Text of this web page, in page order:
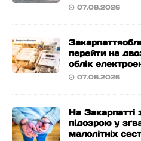
07.08.2026
перейти на
облік
07.08.2026
На Закарпатті
підозрою у
малолітніх